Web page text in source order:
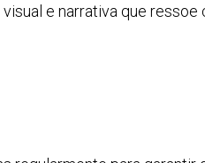
e narrativa que